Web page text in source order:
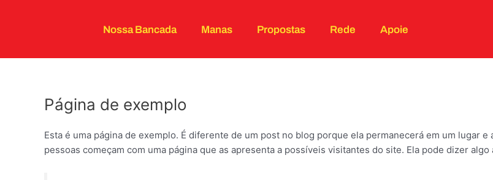
Nossa Bancada Manas Propostas Rede Apoie
Página de exemplo
Esta é uma página de exemplo. É diferente de um post no blog porque ela permanecerá em um lugar
pessoas começam com uma página que as apresenta a possíveis visitantes do site. Ela pode dizer algo